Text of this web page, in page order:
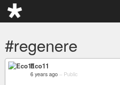
#regenere
Eco11
6 years ago – Public